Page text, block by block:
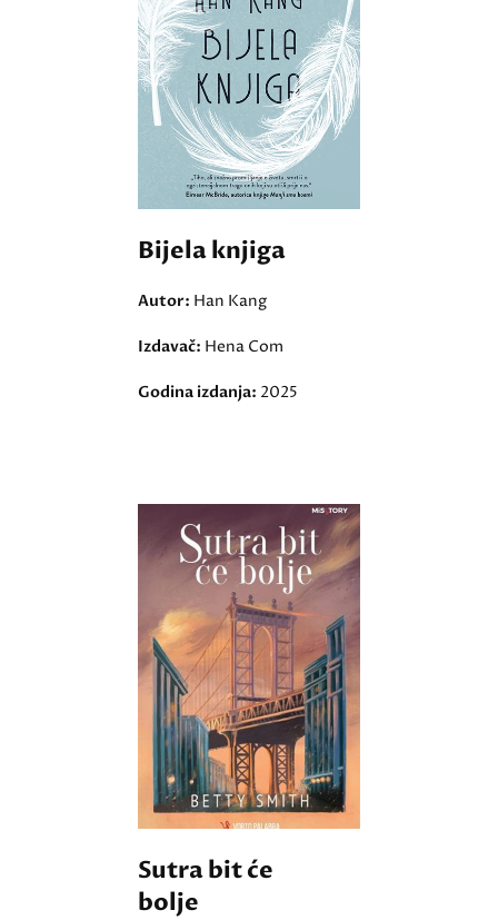
Bijela knjiga
Autor: Han Kang
Izdavač: Hena Com
Godina izdanja: 2025
Sutra bit će
bolje